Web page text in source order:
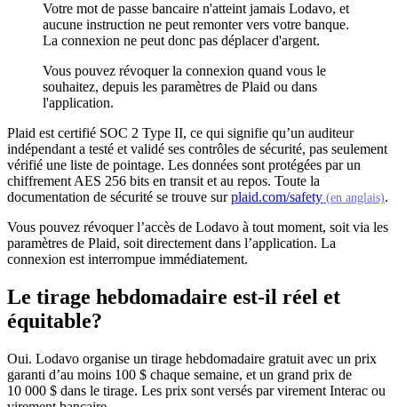
Votre mot de passe bancaire n'atteint jamais Lodavo, et
aucune instruction ne peut remonter vers votre banque.
La connexion ne peut donc pas déplacer d'argent.
Vous pouvez révoquer la connexion quand vous le
souhaitez, depuis les paramètres de Plaid ou dans
l'application.
Plaid est certifié SOC 2 Type II, ce qui signifie qu’un auditeur
indépendant a testé et validé ses contrôles de sécurité, pas seulement
vérifié une liste de pointage. Les données sont protégées par un
chiffrement AES 256 bits en transit et au repos. Toute la
documentation de sécurité se trouve surplaid.com/safety (en anglais).
Vous pouvez révoquer l’accès de Lodavo à tout moment, soit via les
paramètres de Plaid, soit directement dans l’application. La
connexion est interrompue immédiatement.
Le tirage hebdomadaire est-il réel et
équitable?
Oui. Lodavo organise un tirage hebdomadaire gratuit avec un prix
garanti d’au moins 100 $ chaque semaine, et un grand prix de
10 000 $ dans le tirage. Les prix sont versés par virement Interac ou